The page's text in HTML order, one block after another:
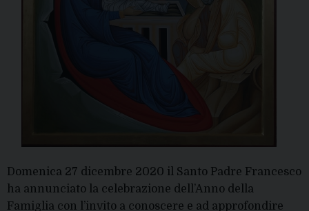
Domenica 27 dicembre 2020 il Santo Padre Francesco
ha annunciato la celebrazione dell’Anno della
Famiglia con l’invito a conoscere e ad approfondire